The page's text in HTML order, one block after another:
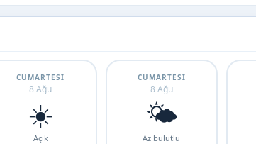
CUMARTESI
8 Ağu
☀️
Açık
CUMARTESI
8 Ağu
🌤️
Az bulutlu